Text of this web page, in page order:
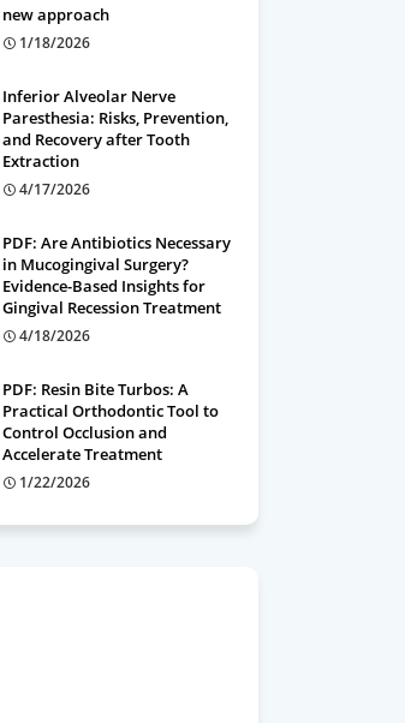
new approach
1/18/2026
Inferior Alveolar Nerve
Paresthesia: Risks, Prevention,
and Recovery after Tooth
Extraction
4/17/2026
PDF: Are Antibiotics Necessary
in Mucogingival Surgery?
Evidence-Based Insights for
Gingival Recession Treatment
4/18/2026
PDF: Resin Bite Turbos: A
Practical Orthodontic Tool to
Control Occlusion and
Accelerate Treatment
1/22/2026